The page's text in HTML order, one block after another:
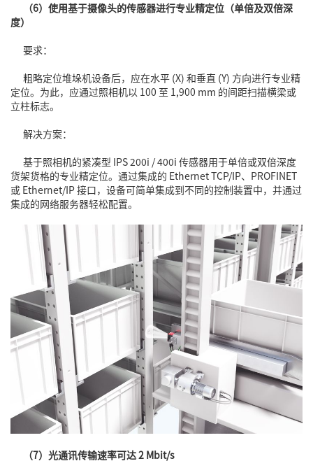
（6）使用基于摄像头的传感器进行专业精定位（单倍及双倍深
度）
要求：
粗略定位堆垛机设备后，应在水平 (X) 和垂直 (Y) 方向进行专业精
定位。为此，应通过照相机以 100 至 1,900 mm 的间距扫描横梁或
立柱标志。
解决方案：
基于照相机的紧凑型 IPS 200i / 400i 传感器用于单倍或双倍深度
货架货格的专业精定位。通过集成的 Ethernet TCP/IP、PROFINET
或 Ethernet/IP 接口，设备可简单集成到不同的控制装置中，并通过
集成的网络服务器轻松配置。
（7）光通讯传输速率可达 2 Mbit/s